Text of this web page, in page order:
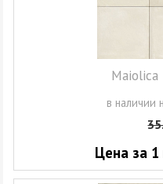
Maiolica
в наличии
Цена за 1